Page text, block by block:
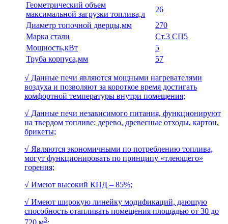
Геометрический объем
максимальной загрузки топлива,л
26
Диаметр топочной дверцы,мм
270
Марка стали
Ст.3 СП5
Мощность,кВт
5
Труба корпуса,мм
57
√ Данные печи являются мощными нагревателями
воздуха и позволяют за короткое время достигать
комфортной температуры внутри помещения;
√ Данные печи независимого питания, функционируют
на твердом топливе: дерево, древесные отходы, картон,
брикеты;
√ Являются экономичными по потреблению топлива,
могут функционировать по принципу «тлеющего»
горения;
√ Имеют высокий КПД – 85%;
√ Имеют широкую линейку модификаций, дающую
способность отапливать помещения площадью от 30 до
3